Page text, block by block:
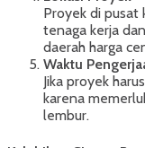
Proyek di pusat
tenaga kerja
daerah harga
Waktu
Jika proyek
karena
lembur.